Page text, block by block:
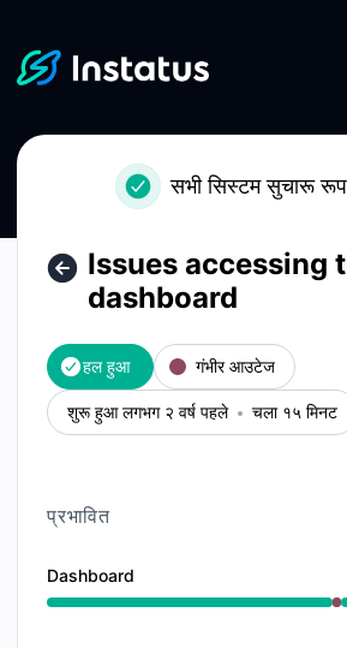
सभी सिस्टम सुचारू
Issues accessing
dashboard
हल हुआ गंभीर आउटेज
शुरू हुआ लगभग २ वर्ष पहले चला १५ मिनट
प्रभावित
Dashboard
गंभीर आउटेज से 3:40 PM तक 3:55